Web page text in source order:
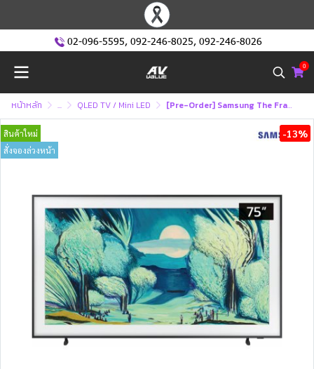
02-096-5595, 092-246-8025, 092-246-8026
0
หน้าหลัก ... QLED TV / Mini LED [Pre-Order] Samsung The Frame QLED 4K TV รุ่น QA75LS03FAKXXT ทีวีขนาด 75 นิ้ว LS03 Series ( 75LS03F , 75LS03 , LS03F )
สินค้าใหม่
สั่งจองล่วงหน้า
-13%